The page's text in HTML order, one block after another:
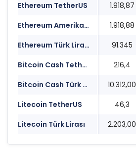
Ethereum TetherUS
1.918,87
Ethereum Amerikan Doları
1.918,88
Ethereum Türk Lirası
91.345
Bitcoin Cash TetherUS
216,4
Bitcoin Cash Türk Lirası
10.312,00
Litecoin TetherUS
46,3
Litecoin Türk Lirası
2.203,00